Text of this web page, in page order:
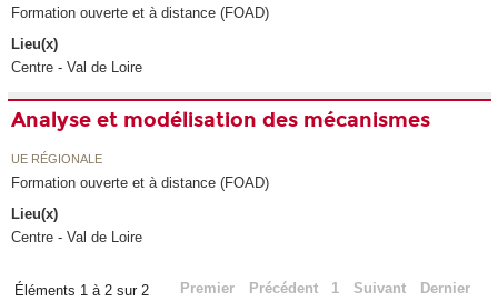
Formation ouverte et à distance (FOAD)
Lieu(x)
Centre - Val de Loire
Analyse et modélisation des mécanismes
UE RÉGIONALE
Formation ouverte et à distance (FOAD)
Lieu(x)
Centre - Val de Loire
Éléments 1 à 2 sur 2 Premier Précédent 1 Suivant Dernier